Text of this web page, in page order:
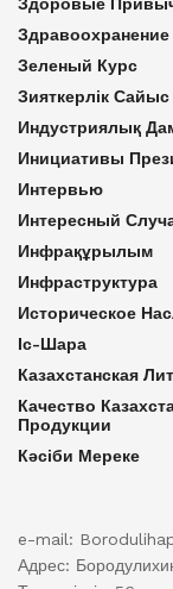
Здравоохранение
Зеленый Курс
Зияткерлік Сайыс
Индустриялық
Инициативы
Интервью
Интересный
Инфрақұрылым
Инфраструктура
Историческое
Іс-Шара
Казахстанская
Качество
Продукции
Кәсіби Мереке
e-mail:
Адрес: